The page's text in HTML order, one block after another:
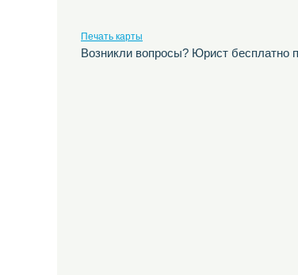
Печать карты
Возникли вопросы? Юрист бесплатно